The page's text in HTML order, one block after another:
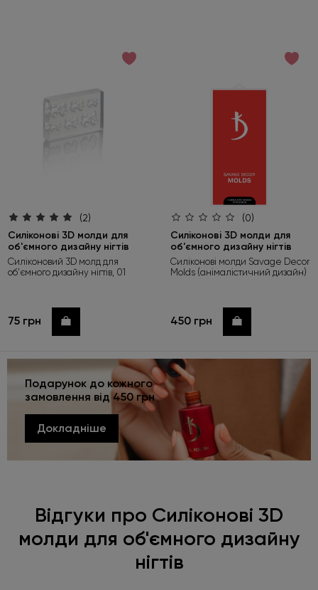
(2)
Силіконові 3D молди для
об'ємного дизайну нігтів
Силіконовий 3D молд для
об'ємного дизайну нігтів, 01
75 грн Купити
(0)
Силіконові 3D молди для
об'ємного дизайну нігтів
Силіконові молди Savage Decor
Molds (анімалістичний дизайн)
450 грн Купити
Подарунок до кожного
замовлення від 450 грн
Докладніше
Відгуки про Силіконові 3D
молди для об'ємного дизайну
нігтів